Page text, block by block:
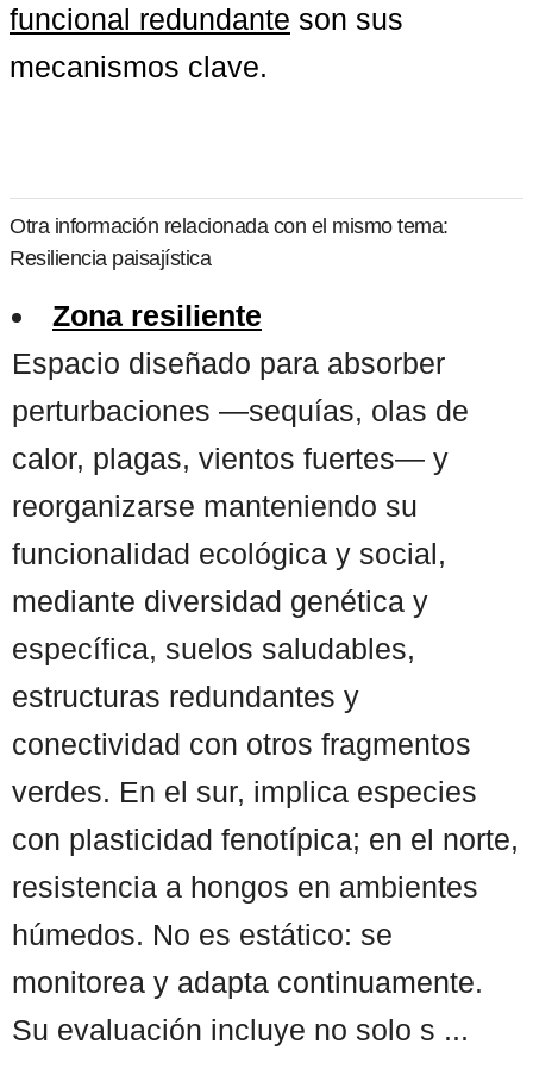
funcional redundante son sus
mecanismos clave.
Otra información relacionada con el mismo tema:
Resiliencia paisajística
Zona resiliente
Espacio diseñado para absorber
perturbaciones —sequías, olas de
calor, plagas, vientos fuertes— y
reorganizarse manteniendo su
funcionalidad ecológica y social,
mediante diversidad genética y
específica, suelos saludables,
estructuras redundantes y
conectividad con otros fragmentos
verdes. En el sur, implica especies
con plasticidad fenotípica; en el norte,
resistencia a hongos en ambientes
húmedos. No es estático: se
monitorea y adapta continuamente.
Su evaluación incluye no solo s ...